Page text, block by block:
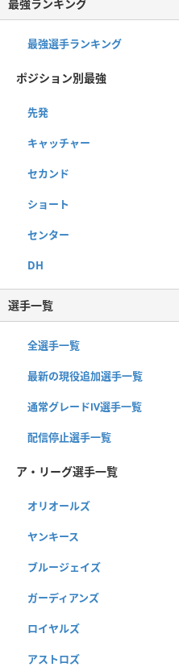
最強ランキング
最強選手ランキング
ポジション別最強
先発
キャッチャー
セカンド
ショート
センター
DH
選手一覧
全選手一覧
最新の現役追加選手一覧
通常グレードⅣ選手一覧
配信停止選手一覧
ア・リーグ選手一覧
オリオールズ
ヤンキース
ブルージェイズ
ガーディアンズ
ロイヤルズ
アストロズ